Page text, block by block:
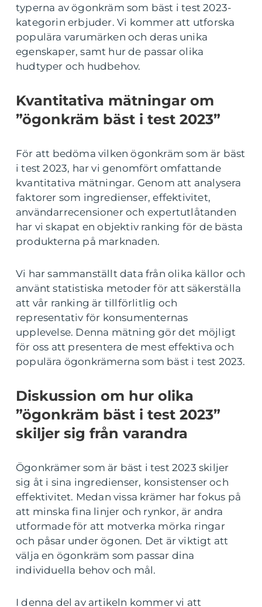
typerna av ögonkräm som bäst i test 2023-
kategorin erbjuder. Vi kommer att utforska
populära varumärken och deras unika
egenskaper, samt hur de passar olika
hudtyper och hudbehov.
Kvantitativa mätningar om
”ögonkräm bäst i test 2023”
För att bedöma vilken ögonkräm som är bäst
i test 2023, har vi genomfört omfattande
kvantitativa mätningar. Genom att analysera
faktorer som ingredienser, effektivitet,
användarrecensioner och expertutlåtanden
har vi skapat en objektiv ranking för de bästa
produkterna på marknaden.
Vi har sammanställt data från olika källor och
använt statistiska metoder för att säkerställa
att vår ranking är tillförlitlig och
representativ för konsumenternas
upplevelse. Denna mätning gör det möjligt
för oss att presentera de mest effektiva och
populära ögonkrämerna som bäst i test 2023.
Diskussion om hur olika
”ögonkräm bäst i test 2023”
skiljer sig från varandra
Ögonkrämer som är bäst i test 2023 skiljer
sig åt i sina ingredienser, konsistenser och
effektivitet. Medan vissa krämer har fokus på
att minska fina linjer och rynkor, är andra
utformade för att motverka mörka ringar
och påsar under ögonen. Det är viktigt att
välja en ögonkräm som passar dina
individuella behov och mål.
I denna del av artikeln kommer vi att